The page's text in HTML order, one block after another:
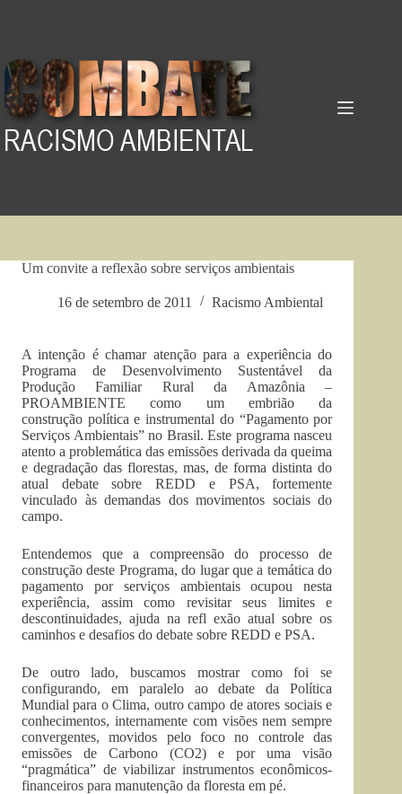
Um convite a reflexão sobre serviços ambientais
16 de setembro de 2011 Racismo Ambiental
A intenção é chamar atenção para a experiência do
Programa de Desenvolvimento Sustentável da
Produção Familiar Rural da Amazônia –
PROAMBIENTE como um embrião da
construção política e instrumental do “Pagamento por
Serviços Ambientais” no Brasil. Este programa nasceu
atento a problemática das emissões derivada da queima
e degradação das florestas, mas, de forma distinta do
atual debate sobre REDD e PSA, fortemente
vinculado às demandas dos movimentos sociais do
campo.
Entendemos que a compreensão do processo de
construção deste Programa, do lugar que a temática do
pagamento por serviços ambientais ocupou nesta
experiência, assim como revisitar seus limites e
descontinuidades, ajuda na refl exão atual sobre os
caminhos e desafios do debate sobre REDD e PSA.
De outro lado, buscamos mostrar como foi se
configurando, em paralelo ao debate da Política
Mundial para o Clima, outro campo de atores sociais e
conhecimentos, internamente com visões nem sempre
convergentes, movidos pelo foco no controle das
emissões de Carbono (CO2) e por uma visão
“pragmática” de viabilizar instrumentos econômicos-
financeiros para manutenção da floresta em pé.